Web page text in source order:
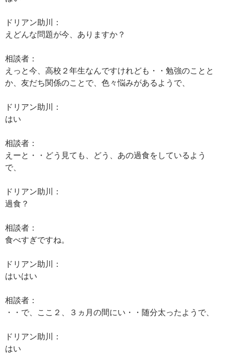
ドリアン助川：
えどんな問題が今、ありますか？
相談者：
えっと今、高校２年生なんですけれども・・勉強のことと
か、友だち関係のことで、色々悩みがあるようで、
ドリアン助川：
はい
相談者：
えーと・・どう見ても、どう、あの過食をしているよう
で、
ドリアン助川：
過食？
相談者：
食べすぎですね。
ドリアン助川：
はいはい
相談者：
・・で、ここ２、３ヵ月の間にい・・随分太ったようで、
ドリアン助川：
はい